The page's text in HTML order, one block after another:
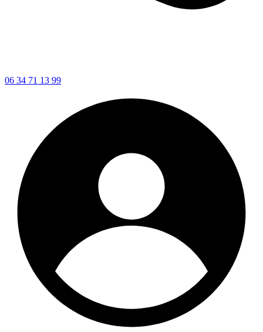
06 34 71 13 99